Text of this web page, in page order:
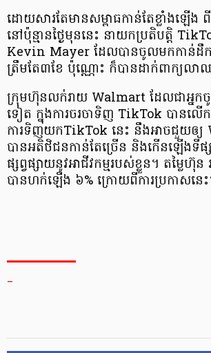
ដោយសារតែ​មាន​សម្ពាធ​កាន់តែខ្លាំងឡើង ពី​
នៅប៉ុន្មាន​ថ្ងៃមុននេះ នាយកប្រតិបត្តិ​
Kevin Mayer ដែលបាន​ចូល​មកកាន់ដឹ
ត្រឹមតែ​៣ខែ ប៉ុណ្ណោះ ក៏បាន​ដាក់ពាក្យ​លា
ក្រុមហ៊ុន​លក់រាយ Walmart ដែល​ជា​អ្នក
ទៀត ក្នុងការ​ចរចា​ទិញ TikTok បាន​លើ
ការទិញយក​TikTok នេះ នឹងអាចជួយ​ឲ្
បាន​អតិថិជន​កាន់តែច្រើន និង​កើនឡើង​ទីផ្
ផ្សព្វផ្សាយ​នូវ​អាជីវកម្ម​របស់ខ្លួន។ តម្លៃ
បាន​ហក់ឡើង ៦% ក្រោយពី​ការប្រកាសនេ
_